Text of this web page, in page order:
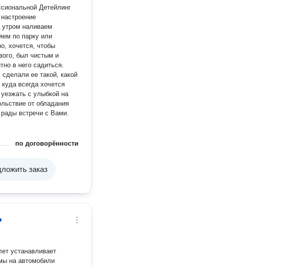
Детейлинг
наливаем
по парку или
хочется, чтобы
был чистым и
в него садиться.
ее такой, какой
всегда хочется
с улыбкой на
от обладания
встречи с Вами.
по договорённости
заказ
устанавливает
на автомобили